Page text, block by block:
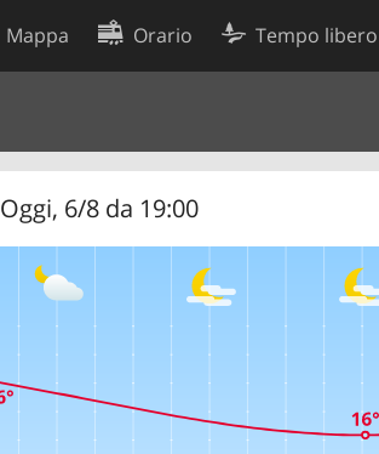
Mappa Orario Tempo libero
Oggi, 6/8 da 19:00
Preferenze cookie